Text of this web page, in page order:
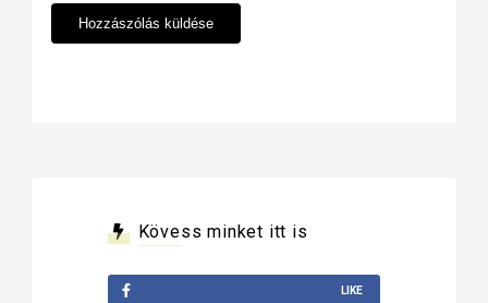
Kövess minket itt is
LIKE